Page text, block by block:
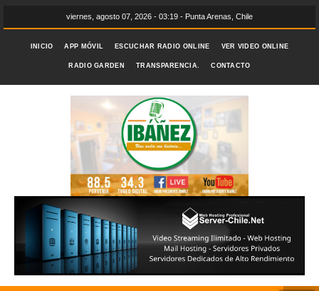
viernes, agosto 07, 2026 - 03:19 - Punta Arenas, Chile
INICIO APP MÓVIL ESCUCHAR RADIO ONLINE VER VIDEO ONLINE
RADIO GARDEN TRANSPARENCIA. CONTACTO